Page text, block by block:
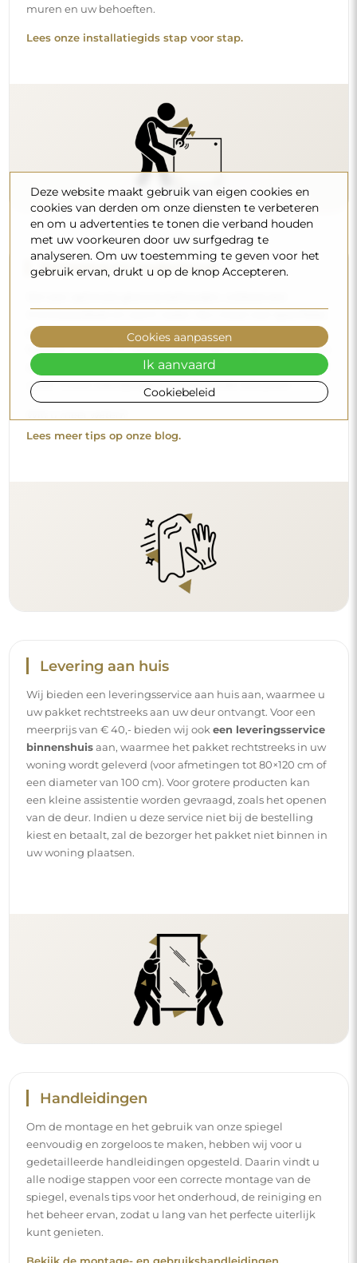
muren en uw behoeften.
Lees onze installatiegids stap voor stap.
Reiniging en onderhoud
microvezeldoek en warm water. Als u kiest voor specifieke
producten, zorg er dan voor dat ze een neutrale pH
hebben (rond de 7). Vermijd krachtige reinigingsmiddelen
die azijn, ammoniak of sterke zuren bevatten – zo bewaart
u een mooie weerspiegeling gedurende vele jaren.
Lees meer tips op onze blog.
Levering aan huis
Wij bieden een leveringsservice aan huis aan, waarmee u
uw pakket rechtstreeks aan uw deur ontvangt. Voor een
meerprijs van € 40,- bieden wij ookeen leveringsservice
binnenshuisaan, waarmee het pakket rechtstreeks in uw
woning wordt geleverd (voor afmetingen tot 80×120 cm of
een diameter van 100 cm). Voor grotere producten kan
een kleine assistentie worden gevraagd, zoals het openen
van de deur. Indien u deze service niet bij de bestelling
kiest en betaalt, zal de bezorger het pakket niet binnen in
uw woning plaatsen.
Handleidingen
Om de montage en het gebruik van onze spiegel
eenvoudig en zorgeloos te maken, hebben wij voor u
gedetailleerde handleidingen opgesteld. Daarin vindt u
alle nodige stappen voor een correcte montage van de
spiegel, evenals tips voor het onderhoud, de reiniging en
het beheer ervan, zodat u lang van het perfecte uiterlijk
kunt genieten.
Deze website maakt gebruik van eigen cookies en
cookies van derden om onze diensten te verbeteren
en om u advertenties te tonen die verband houden
met uw voorkeuren door uw surfgedrag te
analyseren. Om uw toestemming te geven voor het
gebruik ervan, drukt u op de knop Accepteren.
Cookiebeleid
Cookies aanpassen
Ik aanvaard